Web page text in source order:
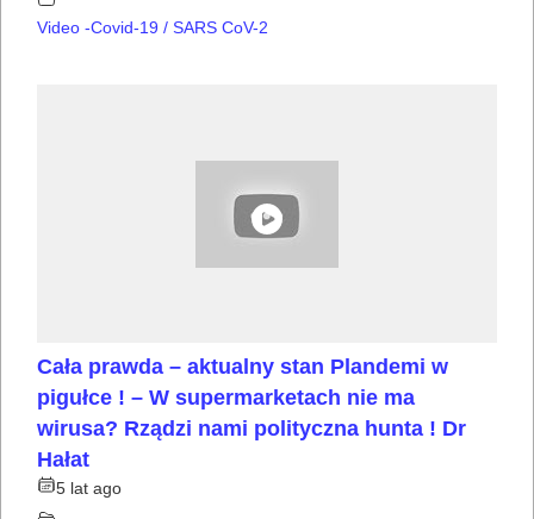
Video -Covid-19 / SARS CoV-2
Cała prawda – aktualny stan Plandemi w
pigułce ! – W supermarketach nie ma
wirusa? Rządzi nami polityczna hunta ! Dr
Hałat
5 lat ago